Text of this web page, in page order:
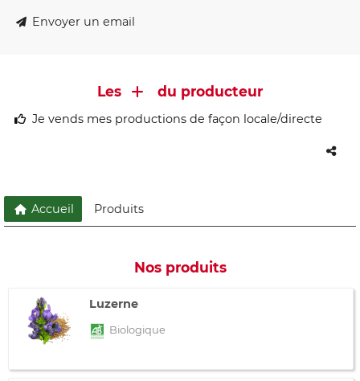
Envoyer un email
Les du producteur
Je vends mes productions de façon locale/directe
Accueil Produits
Nos produits
Luzerne
Biologique